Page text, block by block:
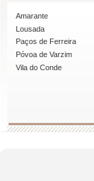
Amarante
Lousada
Paços de Ferreira
Póvoa de Varzim
Vila do Conde